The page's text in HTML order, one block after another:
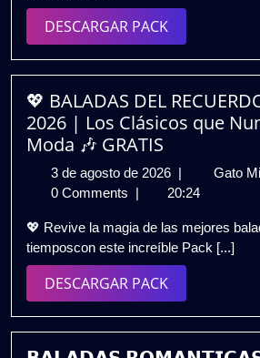
DESCARGAR PACKDESCARGAR
PACK
💖 BALADAS DEL
2026 | Los Clásicos que
Moda 🎶 GRATIS
3 de agosto de 2026 3
de
de
2026
Gato
0 Comments
20:24
💖 Revive la magia de las mejores
tiemposcon este increíble Pack [...]
DESCARGAR PACKDESCARGAR
PACK